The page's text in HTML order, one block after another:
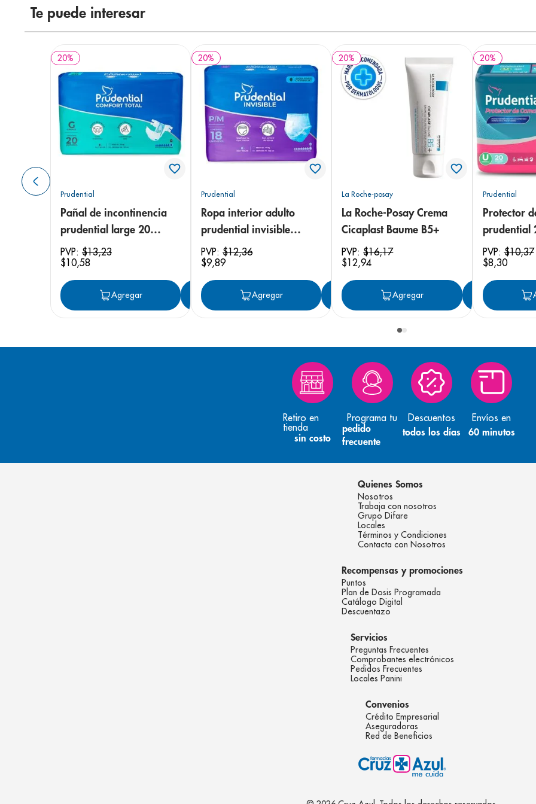
Te puede interesar
20%
Prudential
Pañal de incontinencia
prudential large 20
unidades
PVP: $13,23
$10,58
Agregar Agregar
20%
Prudential
Ropa interior adulto
prudential invisible
small/medium 18
unidades
PVP:$12,36
$9,89
Agregar Agregar
20%
La Roche-posay
La Roche-Posay Crema
Cicaplast Baume B5+
PVP:$16,17
$12,94
Agregar
20%
Prudential
Protector
prudential
PVP:$10,37
$8,30
Retiro en
tienda
sin costo
Programa tu
pedido
frecuente
Descuentos
todos los días
Envíos en
60 minutos
Quienes Somos
Nosotros
Trabaja con nosotros
Grupo Difare
Locales
Términos y Condiciones
Contacta con Nosotros
Recompensas y promociones
Puntos
Plan de Dosis Programada
Catálogo Digital
Descuentazo
Servicios
Preguntas Frecuentes
Comprobantes electrónicos
Pedidos Frecuentes
Locales Panini
Convenios
Crédito Empresarial
Aseguradoras
Red de Beneficios